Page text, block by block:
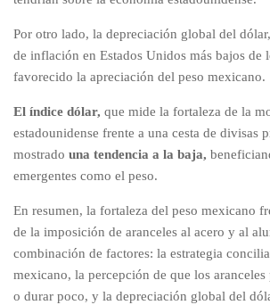
Por otro lado, la depreciación global del
de inflación en Estados Unidos más bajos de
favorecido la apreciación del peso mexicano.
El índice dólar, que mide la fortaleza de la
estadounidense frente a una cesta de divisas
mostrado una tendencia a la baja,
emergentes como el peso.
En resumen, la fortaleza del peso mexicano
de la imposición de aranceles al acero y al
combinación de factores: la estrategia
mexicano, la percepción de que los
o durar poco, y la depreciación global del